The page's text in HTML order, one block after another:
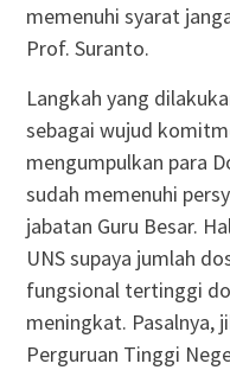
memenuhi syarat
Prof. Suranto.
Langkah yang
sebagai wujud
mengumpulkan para
sudah memenuhi
jabatan Guru Besar.
UNS supaya jumlah
fungsional tertinggi
meningkat. Pasalnya,
Perguruan Tinggi